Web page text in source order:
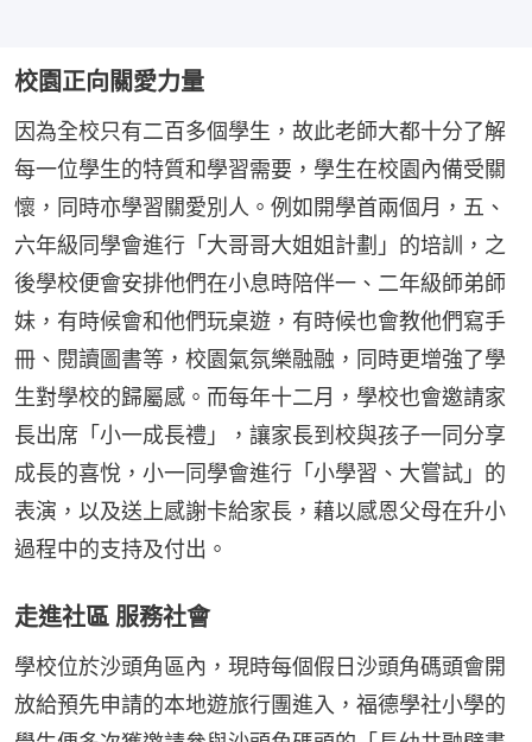
校園正向關愛力量
因為全校只有二百多個學生，故此老師大都十分了解
每一位學生的特質和學習需要，學生在校園內備受關
懷，同時亦學習關愛別人。例如開學首兩個月，五、
六年級同學會進行「大哥哥大姐姐計劃」的培訓，之
後學校便會安排他們在小息時陪伴一、二年級師弟師
妹，有時候會和他們玩桌遊，有時候也會教他們寫手
冊、閱讀圖書等，校園氣氛樂融融，同時更增強了學
生對學校的歸屬感。而每年十二月，學校也會邀請家
長出席「小一成長禮」，讓家長到校與孩子一同分享
成長的喜悅，小一同學會進行「小學習、大嘗試」的
表演，以及送上感謝卡給家長，藉以感恩父母在升小
過程中的支持及付出。
走進社區 服務社會
學校位於沙頭角區內，現時每個假日沙頭角碼頭會開
放給預先申請的本地遊旅行團進入，福德學社小學的